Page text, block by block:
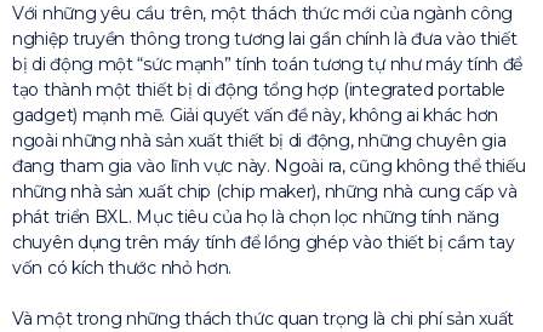
Với những yêu cầu trên, một thách thức mới của ngành công
nghiệp truyền thông trong tương lai gần chính là đưa vào thiết
bị di động một “sức mạnh” tính toán tương tự như máy tính để
tạo thành một thiết bị di động tổng hợp (integrated portable
gadget) mạnh mẽ. Giải quyết vấn đề này, không ai khác hơn
ngoài những nhà sản xuất thiết bị di động, những chuyên gia
đang tham gia vào lĩnh vực này. Ngoài ra, cũng không thể thiếu
những nhà sản xuất chip (chip maker), những nhà cung cấp và
phát triển BXL. Mục tiêu của họ là chọn lọc những tính năng
chuyên dụng trên máy tính để lồng ghép vào thiết bị cầm tay
vốn có kích thước nhỏ hơn.
Và một trong những thách thức quan trọng là chi phí sản xuất